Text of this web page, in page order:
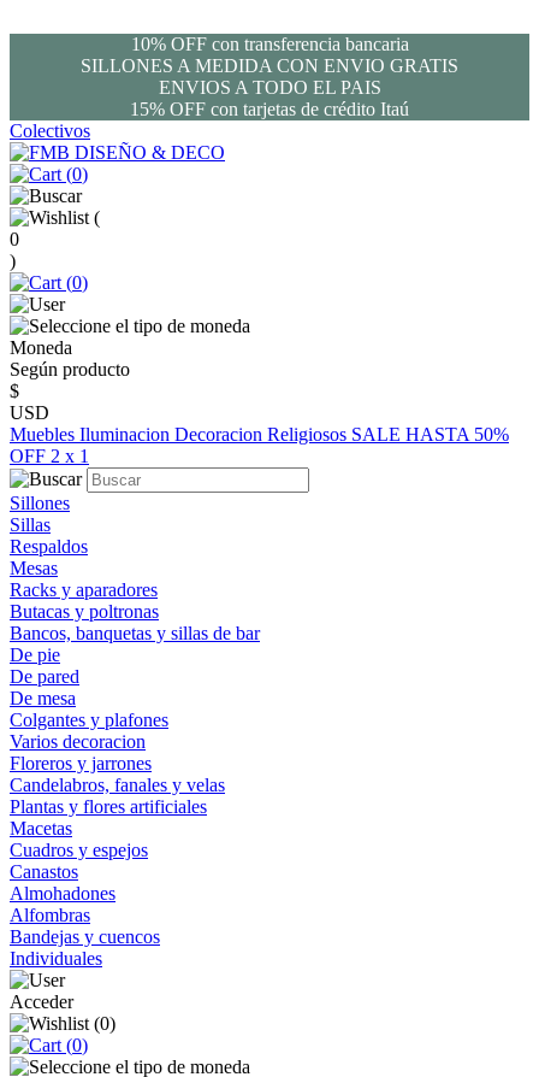
10% OFF con transferencia bancaria
SILLONES A MEDIDA CON ENVIO GRATIS
ENVIOS A TODO EL PAIS
15% OFF con tarjetas de crédito Itaú
Colectivos
(0)
(
0
)
(0)
Moneda
Según producto
$
USD
Muebles Iluminacion Decoracion Religiosos SALE HASTA 50%
OFF 2 x 1
Sillones
Sillas
Respaldos
Mesas
Racks y aparadores
Butacas y poltronas
Bancos, banquetas y sillas de bar
De pie
De pared
De mesa
Colgantes y plafones
Varios decoracion
Floreros y jarrones
Candelabros, fanales y velas
Plantas y flores artificiales
Macetas
Cuadros y espejos
Canastos
Almohadones
Alfombras
Bandejas y cuencos
Individuales
Acceder
(0)
(0)